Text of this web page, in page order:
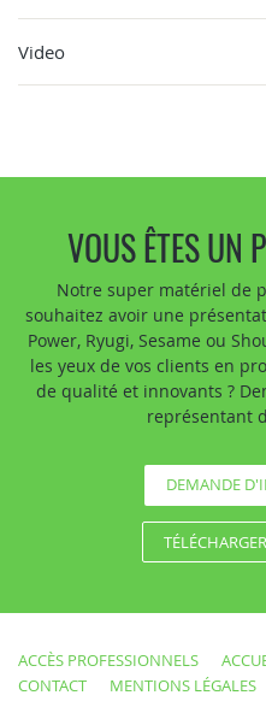
Video
VOUS ÊTES UN
Notre super matériel de
souhaitez avoir une
Power, Ryugi, Sesame ou
les yeux de vos clients en
de qualité et innovants ?
représentant
DEMANDE
ACCÈS PROFESSIONNELS
CONTACT
MENTIONS LÉGALES